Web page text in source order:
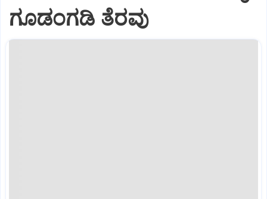
ಗೂಡಂಗಡಿ ತೆರವು